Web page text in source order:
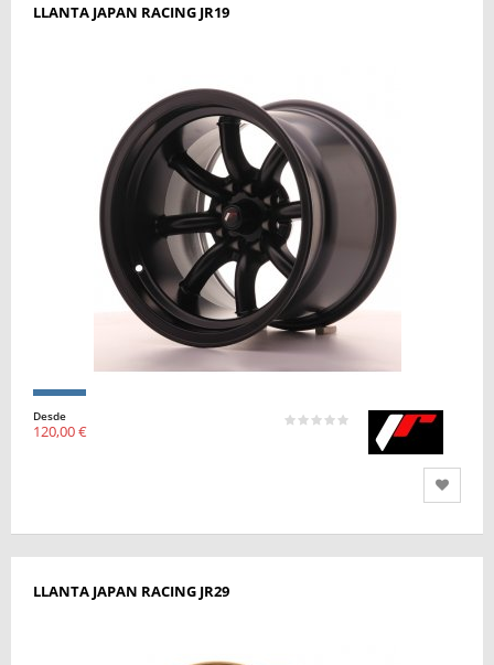
LLANTA JAPAN RACING JR19
Desde
120,00 €
LLANTA JAPAN RACING JR29